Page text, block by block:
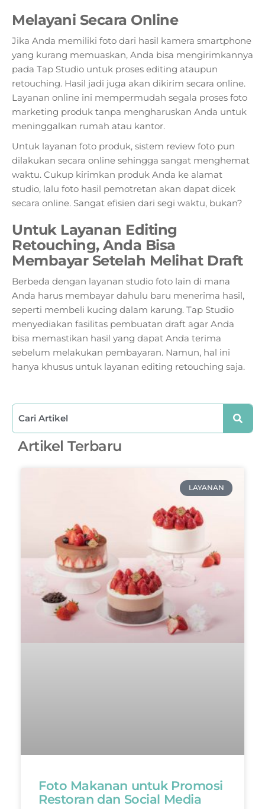
Melayani Secara Online
Jika Anda memiliki foto dari hasil kamera smartphone
yang kurang memuaskan, Anda bisa mengirimkannya
pada Tap Studio untuk proses editing ataupun
retouching. Hasil jadi juga akan dikirim secara online.
Layanan online ini mempermudah segala proses foto
marketing produk tanpa mengharuskan Anda untuk
meninggalkan rumah atau kantor.
Untuk layanan foto produk, sistem review foto pun
dilakukan secara online sehingga sangat menghemat
waktu. Cukup kirimkan produk Anda ke alamat
studio, lalu foto hasil pemotretan akan dapat dicek
secara online. Sangat efisien dari segi waktu, bukan?
Untuk Layanan Editing
Retouching, Anda Bisa
Membayar Setelah Melihat Draft
Berbeda dengan layanan studio foto lain di mana
Anda harus membayar dahulu baru menerima hasil,
seperti membeli kucing dalam karung. Tap Studio
menyediakan fasilitas pembuatan draft agar Anda
bisa memastikan hasil yang dapat Anda terima
sebelum melakukan pembayaran. Namun, hal ini
hanya khusus untuk layanan editing retouching saja.
Artikel Terbaru
LAYANAN
Foto Makanan untuk Promosi
Restoran dan Social Media